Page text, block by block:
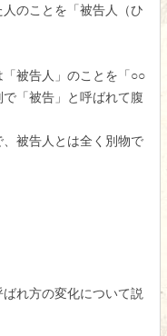
のことを「被告人（ひ
被告人」のことを「○○
「被告」と呼ばれて腹
被告人とは全く別物で
れ方の変化について説